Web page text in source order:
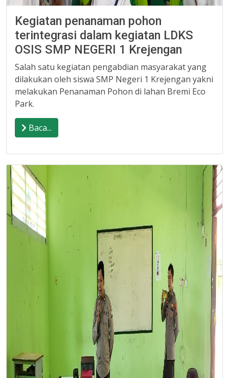
Kegiatan penanaman pohon
terintegrasi dalam kegiatan LDKS
OSIS SMP NEGERI 1 Krejengan
Salah satu kegiatan pengabdian masyarakat yang
dilakukan oleh siswa SMP Negeri 1 Krejengan yakni
melakukan Penanaman Pohon di lahan Bremi Eco
Park.
Baca...